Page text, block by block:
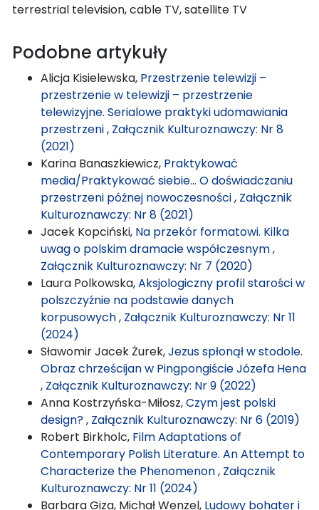
terrestrial television, cable TV, satellite TV
Podobne artykuły
Alicja Kisielewska, Przestrzenie telewizji –
przestrzenie w telewizji – przestrzenie
telewizyjne. Serialowe praktyki udomawiania
przestrzeni, Załącznik Kulturoznawczy: Nr 8
(2021)
Karina Banaszkiewicz, Praktykować
media/Praktykować siebie… O doświadczaniu
przestrzeni późnej nowoczesności, Załącznik
Kulturoznawczy: Nr 8 (2021)
Jacek Kopciński, Na przekór formatowi. Kilka
uwag o polskim dramacie współczesnym,
Załącznik Kulturoznawczy: Nr 7 (2020)
Laura Polkowska,Aksjologiczny profil starości w
polszczyźnie na podstawie danych
korpusowych, Załącznik Kulturoznawczy: Nr 11
(2024)
Sławomir Jacek Żurek,Jezus spłonął w stodole.
Obraz chrześcijan w Pingpongiście Józefa Hena
, Załącznik Kulturoznawczy: Nr 9 (2022)
Anna Kostrzyńska-Miłosz,Czym jest polski
design?, Załącznik Kulturoznawczy: Nr 6 (2019)
Robert Birkholc, Film Adaptations of
Contemporary Polish Literature. An Attempt to
Characterize the Phenomenon, Załącznik
Kulturoznawczy: Nr 11 (2024)
Barbara Giza, Michał Wenzel, Ludowy bohater i